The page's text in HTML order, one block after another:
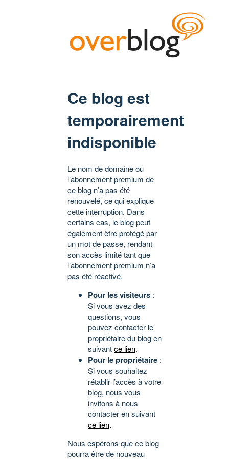
Ce blog est
temporairement
indisponible
Le nom de domaine ou
l’abonnement premium de
ce blog n’a pas été
renouvelé, ce qui explique
cette interruption. Dans
certains cas, le blog peut
également être protégé par
un mot de passe, rendant
son accès limité tant que
l’abonnement premium n’a
pas été réactivé.
Pour les visiteurs :
Si vous avez des
questions, vous
pouvez contacter le
propriétaire du blog en
suivantce lien.
Pour le propriétaire :
Si vous souhaitez
rétablir l’accès à votre
blog, nous vous
invitons à nous
contacter en suivant
ce lien.
Nous espérons que ce blog
pourra être de nouveau